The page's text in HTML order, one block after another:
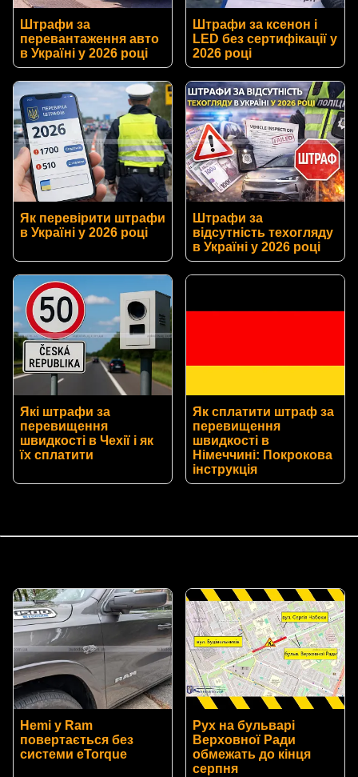
Штрафи за
перевантаження авто
в Україні у 2026 році
Штрафи за ксенон і
LED без сертифікації у
2026 році
Як перевірити штрафи
в Україні у 2026 році
Штрафи за
відсутність техогляду
в Україні у 2026 році
Які штрафи за
перевищення
швидкості в Чехії і як
їх сплатити
Як сплатити штраф за
перевищення
швидкості в
Німеччині: Покрокова
інструкція
Hemi у Ram
повертається без
системи eTorque
Рух на бульварі
Верховної Ради
обмежать до кінця
серпня